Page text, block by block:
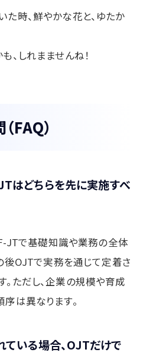
時、鮮やかな花と、ゆたか
、しれまませんね！
FAQ）
はどちらを先に実施すべ
JTで基礎知識や業務の全体
後OJTで実務を通じて定着さ
ただし、企業の規模や育成
は異なります。
いる場合、OJTだけで